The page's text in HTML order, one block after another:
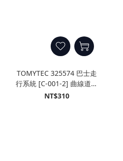
TOMYTEC 325574 巴士走
行系統 [C-001-2] 曲線道路
C66-30-RO (6入)
NT$310